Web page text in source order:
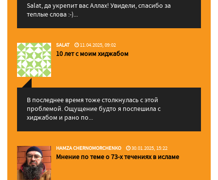
Salat, да укрепит вас Аллаx! Увидели, спасибо за
теплые слова :-)...
SALAT 11.04.2025, 09:02
10 лет с моим хиджабом
В последнее время тоже столкнулась с этой
проблемой. Ощущение будто я поспешила с
хиджабом и рано по...
HAMZA CHERNOMORCHENKO 30.01.2025, 15:22
Мнение по теме о 73-х течениях в исламе